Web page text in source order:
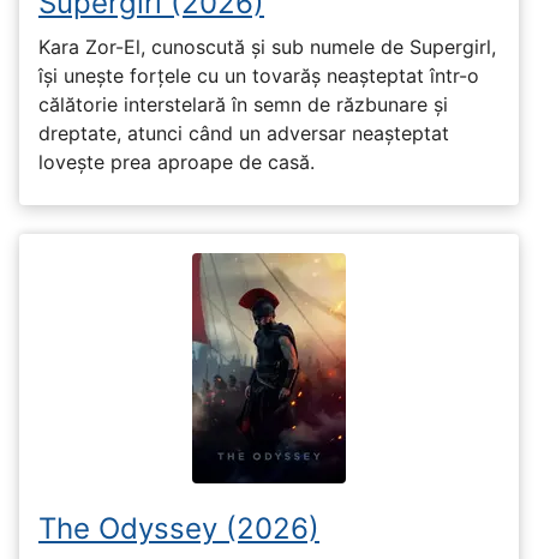
Kara Zor-El, cunoscută și sub numele de Supergirl,
își unește forțele cu un tovarăș neașteptat într-o
călătorie interstelară în semn de răzbunare și
dreptate, atunci când un adversar neașteptat
lovește prea aproape de casă.
The Odyssey (2026)